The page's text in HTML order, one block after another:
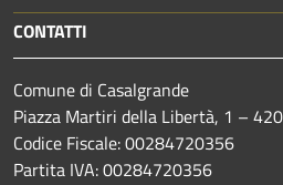
CONTATTI
Comune di Casalgrande
Piazza Martiri della Libertà, 1 –
Codice Fiscale: 00284720356
Partita IVA: 00284720356